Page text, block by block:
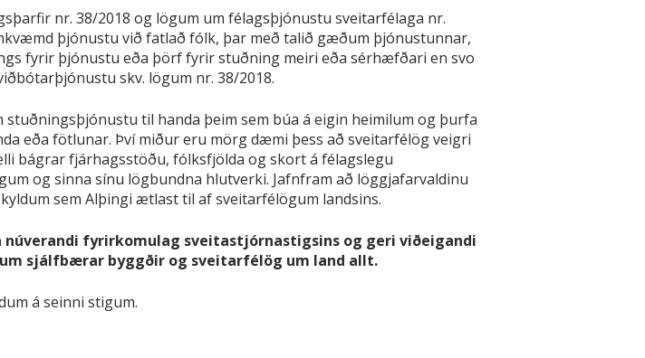
nr. 38/2018 og lögum um félagsþjónustu sveitarfélaga nr.
þjónustu við fatlað fólk, þar með talið gæðum þjónustunnar,
fyrir þjónustu eða þörf fyrir stuðning meiri eða sérhæfðari en svo
skv. lögum nr. 38/2018.
til handa þeim sem búa á eigin heimilum og þurfa
eða fötlunar. Því miður eru mörg dæmi þess að sveitarfélög veigri
bágrar fjárhagsstöðu, fólksfjölda og skort á félagslegu
og sinna sínu lögbundna hlutverki. Jafnfram að löggjafarvaldinu
sem Alþingi ætlast til af sveitarfélögum landsins.
fyrirkomulag sveitastjórnastigsins og geri viðeigandi
sjálfbærar byggðir og sveitarfélög um land allt.
á seinni stigum.